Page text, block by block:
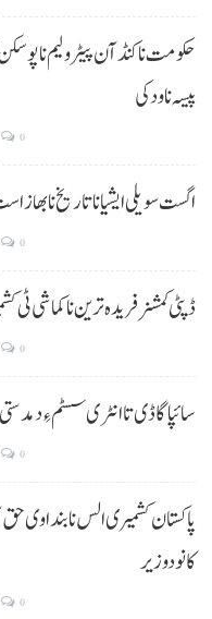
پیسہ نا ودکی
0
5 اگست سویلی ایشیا نا تاریخ نا
0
ڈپٹی کمشنر فریدہ ترین نا کماشی
0
سائپا گاڈی تا انٹری سسٹم ءِ
0
پاکستان کشمیری الس نا بنداوی
کانودوزیر
0